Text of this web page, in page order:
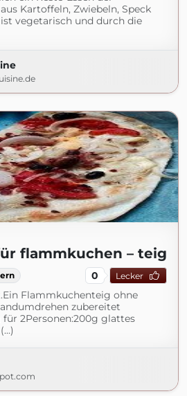
Kartoffeln, Zwiebeln, Speck
vegetarisch und durch die
flammkuchen – teig
0 Lecker
Flammkuchenteig ohne
zubereitet
2Personen:200g glattes